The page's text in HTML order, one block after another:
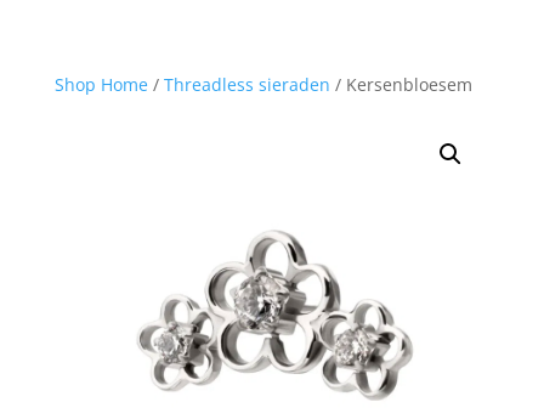
Shop Home/ Threadless sieraden / Kersenbloesem